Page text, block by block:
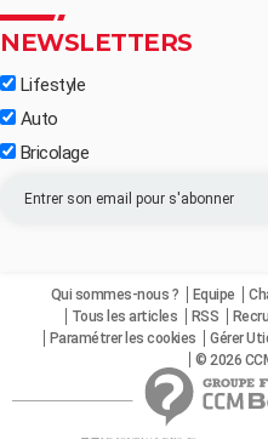
NEWSLETTERS
Lifestyle
Auto
Bricolage
Qui sommes-nous ? Equipe
Tous les articles
RSS
Paramétrer les cookies
Gérer
© 2026